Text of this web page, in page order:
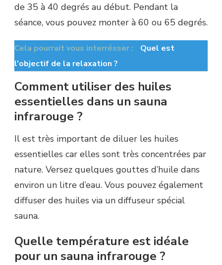
de 35 à 40 degrés au début. Pendant la
séance, vous pouvez monter à 60 ou 65 degrés.
Cela pourrait vous interrésser :
Quel est
l'objectif de la relaxation ?
Comment utiliser des huiles
essentielles dans un sauna
infrarouge ?
Il est très important de diluer les huiles
essentielles car elles sont très concentrées par
nature. Versez quelques gouttes d’huile dans
environ un litre d’eau. Vous pouvez également
diffuser des huiles via un diffuseur spécial
sauna.
Quelle température est idéale
pour un sauna infrarouge ?